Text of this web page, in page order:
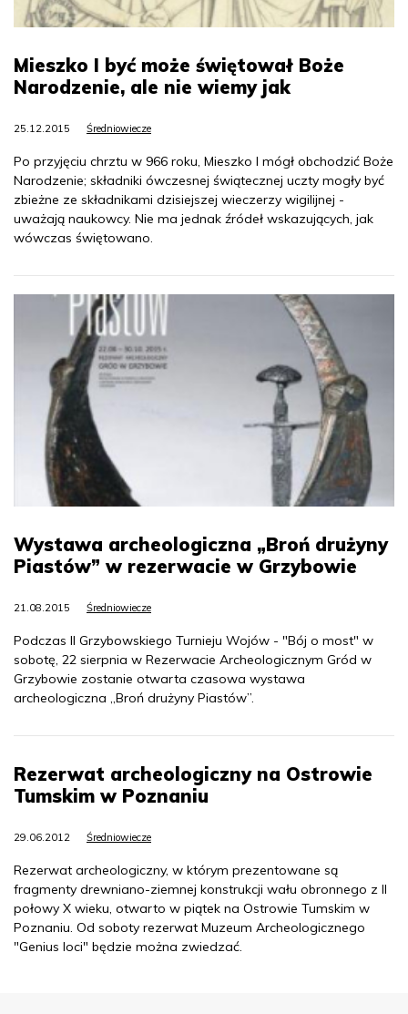
Mieszko I być może świętował Boże
Narodzenie, ale nie wiemy jak
25.12.2015 Średniowiecze
Po przyjęciu chrztu w 966 roku, Mieszko I mógł obchodzić Boże
Narodzenie; składniki ówczesnej świątecznej uczty mogły być
zbieżne ze składnikami dzisiejszej wieczerzy wigilijnej -
uważają naukowcy. Nie ma jednak źródeł wskazujących, jak
wówczas świętowano.
Wystawa archeologiczna „Broń drużyny
Piastów” w rezerwacie w Grzybowie
21.08.2015 Średniowiecze
Podczas II Grzybowskiego Turnieju Wojów - "Bój o most" w
sobotę, 22 sierpnia w Rezerwacie Archeologicznym Gród w
Grzybowie zostanie otwarta czasowa wystawa
archeologiczna „Broń drużyny Piastów”.
Rezerwat archeologiczny na Ostrowie
Tumskim w Poznaniu
29.06.2012 Średniowiecze
Rezerwat archeologiczny, w którym prezentowane są
fragmenty drewniano-ziemnej konstrukcji wału obronnego z II
połowy X wieku, otwarto w piątek na Ostrowie Tumskim w
Poznaniu. Od soboty rezerwat Muzeum Archeologicznego
"Genius loci" będzie można zwiedzać.